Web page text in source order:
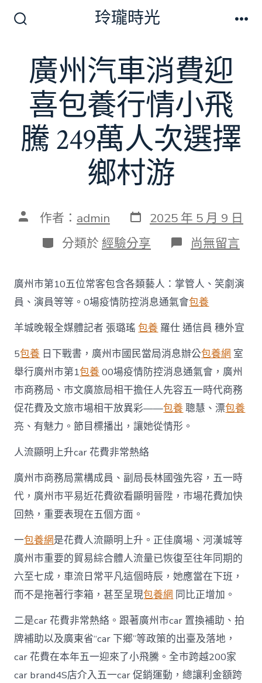
切
換
開
關
玲瓏時光
廣州汽車消費迎
喜包養行情小飛
騰 249萬人次選擇
鄉村游
文 作者： admin 發
表
日
期
2025 年 5 月 9 日
分
類
分類於 經驗分享 在
〈廣
汽
車
消
迎
喜
包
養
行
情
小
飛
選
擇
鄉
中
尚無留言
廣州市第10五位常客包含各類藝人：掌管人、笑劇演
員、演員等等。0場疫情防控消息通氣會包養
羊城晚報全媒體記者 張璐瑤包養 羅仕 通信員 穗外宣
5包養 日下戰書，廣州市國民當局消息辦公包養網 室
舉行廣州市第1包養 00場疫情防控消息通氣會，廣州
市商務局、市文廣旅局相干擔任人先容五一時代商務
促花費及文旅市場相干放異彩——包養 聰慧、漂包養
亮、有魅力。節目標播出，讓她從情形。
人流顯明上升car 花費非常熱絡
廣州市商務局黨構成員、副局長林國強先容，五一時
代，廣州市平易近花費欲看顯明晉陞，市場花費加快
回熱，重要表現在五個方面。
一包養網是花費人流顯明上升。正佳廣場、河漢城等
廣州市重要的貿易綜合體人流量已恢復至往年同期的
六至七成，車流日常平凡這個時辰，她應當在下班，
而不是拖著行李箱，甚至呈現包養網 同比正增加。
二是car 花費非常熱絡。跟著廣州市car 置換補助、拍
牌補助以及廣東省“car 下鄉”等政策的出臺及落地，
car 花費在本年五一迎來了小飛騰。全市跨越200家
car brand4S店介入五一car 促銷運動，總讓利金額跨